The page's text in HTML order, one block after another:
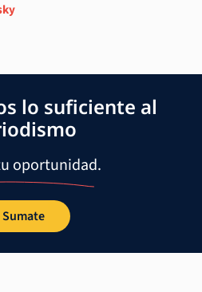
lo suficiente al
oportunidad.
Sumate